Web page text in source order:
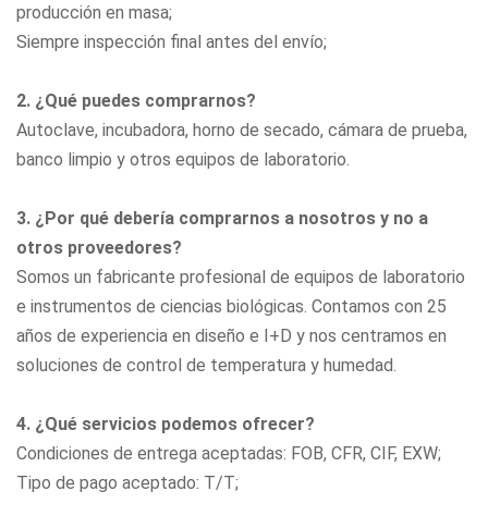
producción en masa;
Siempre inspección final antes del envío;
2. ¿Qué puedes comprarnos?
Autoclave, incubadora, horno de secado, cámara de prueba,
banco limpio y otros equipos de laboratorio.
3. ¿Por qué debería comprarnos a nosotros y no a
otros proveedores?
Somos un fabricante profesional de equipos de laboratorio
e instrumentos de ciencias biológicas. Contamos con 25
años de experiencia en diseño e I+D y nos centramos en
soluciones de control de temperatura y humedad.
4. ¿Qué servicios podemos ofrecer?
Condiciones de entrega aceptadas: FOB, CFR, CIF, EXW;
Tipo de pago aceptado: T/T;